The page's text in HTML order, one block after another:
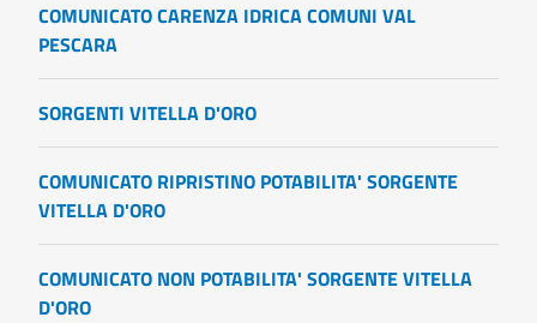
COMUNICATO CARENZA IDRICA COMUNI VAL
PESCARA
SORGENTI VITELLA D'ORO
COMUNICATO RIPRISTINO POTABILITA' SORGENTE
VITELLA D'ORO
COMUNICATO NON POTABILITA' SORGENTE VITELLA
D'ORO